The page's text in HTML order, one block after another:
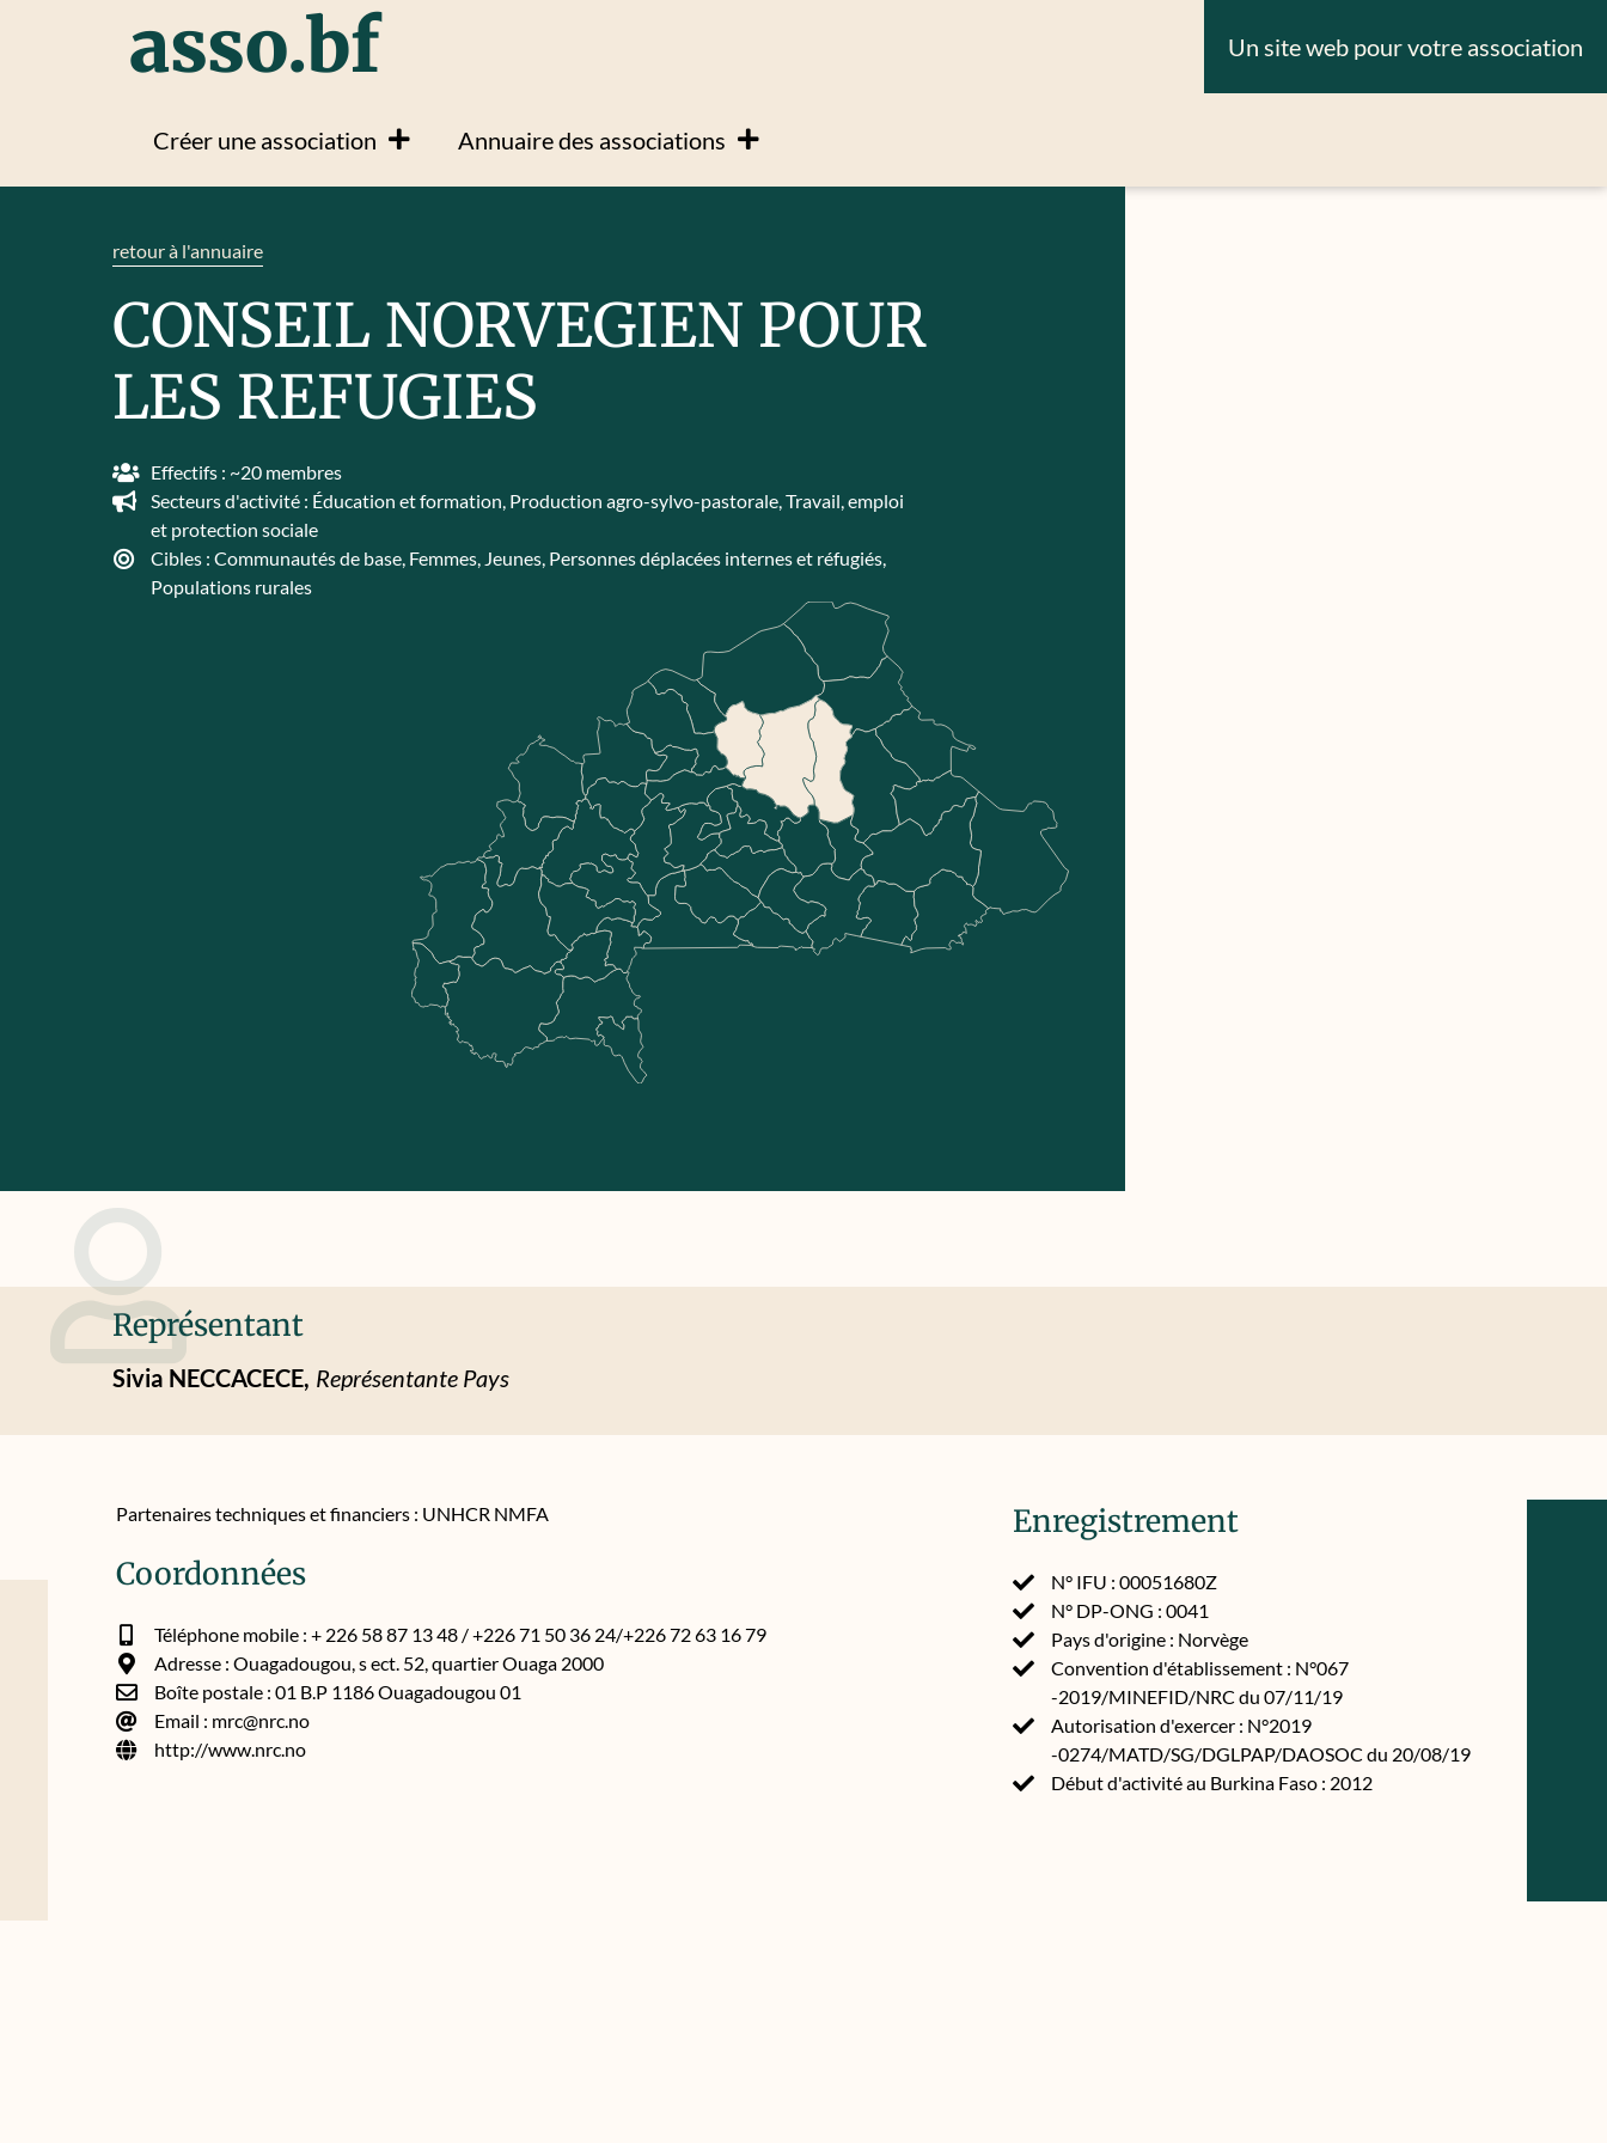
asso.bf Un site web pour votre association
Créer une association Annuaire des associations
retour à l'annuaire
CONSEIL NORVEGIEN POUR
LES REFUGIES
Effectifs : ~20 membres
Secteurs d'activité : Éducation et formation, Production agro-sylvo-pastorale,Travail, emploi
et protection sociale
Cibles :Communautés de base, Femmes, Jeunes, Personnes déplacées internes et réfugiés,
Populations rurales
Représentant
Sivia NECCACECE, Représentante Pays
Partenaires techniques et financiers : UNHCR NMFA
Coordonnées
Téléphone mobile : + 226 58 87 13 48 / +226 71 50 36 24/+226 72 63 16 79
Adresse : Ouagadougou, s ect. 52, quartier Ouaga 2000
Boîte postale : 01 B.P 1186 Ouagadougou 01
Email : mrc@nrc.no
http://www.nrc.no
Enregistrement
N° IFU : 00051680Z
N° DP-ONG : 0041
Pays d'origine : Norvège
Convention d'établissement : N°067
-2019/MINEFID/NRC du 07/11/19
Autorisation d'exercer : N°2019
-0274/MATD/SG/DGLPAP/DAOSOC du 20/08/19
Début d'activité au Burkina Faso : 2012